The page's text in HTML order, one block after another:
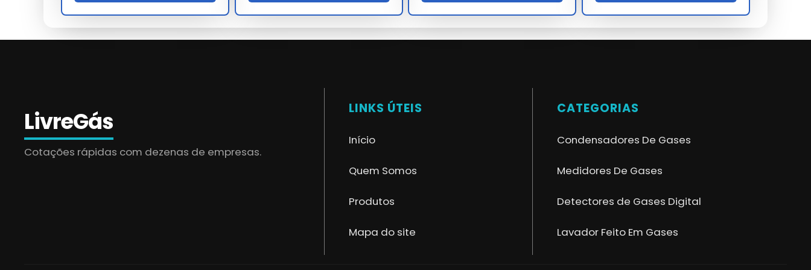
Materiais Inox 316L, Hastelloy, Monel ASTM A312
LivreGás
Cotações rápidas com dezenas de empresas.
LINKS ÚTEIS
Início
Quem Somos
Produtos
Mapa do site
CATEGORIAS
Condensadores De Gases
Medidores De Gases
Detectores de Gases Digital
Lavador Feito Em Gases